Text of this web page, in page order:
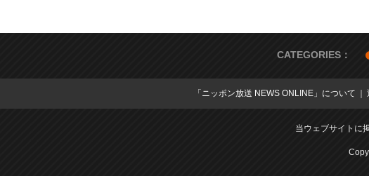
CATEGORIES：
「ニッポン放送 NEWS ONLINE」について
当ウェブサイトに